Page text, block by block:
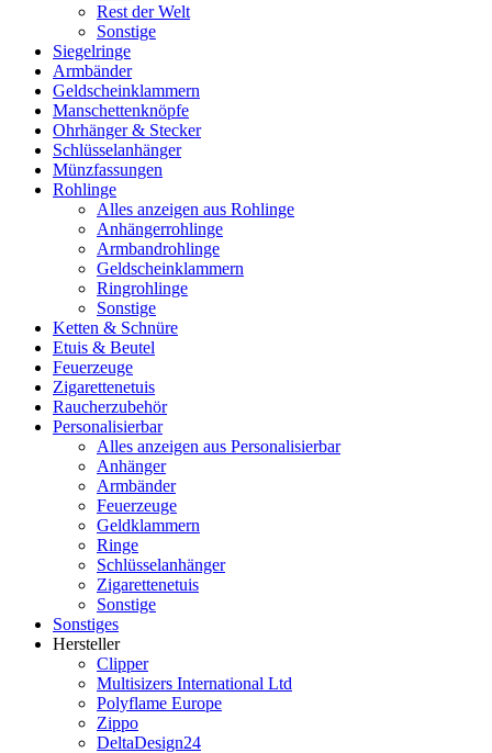
Rest der Welt
Sonstige
Siegelringe
Armbänder
Geldscheinklammern
Manschettenknöpfe
Ohrhänger & Stecker
Schlüsselanhänger
Münzfassungen
Rohlinge
Alles anzeigen aus Rohlinge
Anhängerrohlinge
Armbandrohlinge
Geldscheinklammern
Ringrohlinge
Sonstige
Ketten & Schnüre
Etuis & Beutel
Feuerzeuge
Zigarettenetuis
Raucherzubehör
Personalisierbar
Alles anzeigen aus Personalisierbar
Anhänger
Armbänder
Feuerzeuge
Geldklammern
Ringe
Schlüsselanhänger
Zigarettenetuis
Sonstige
Sonstiges
Hersteller
Clipper
Multisizers International Ltd
Polyflame Europe
Zippo
DeltaDesign24